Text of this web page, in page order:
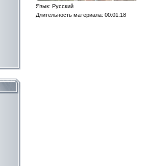
Язык: Русский
Длительность материала: 00:01:18